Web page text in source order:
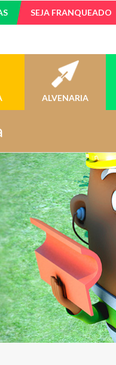
SEJA FRANQUEADO
ALVENARIA